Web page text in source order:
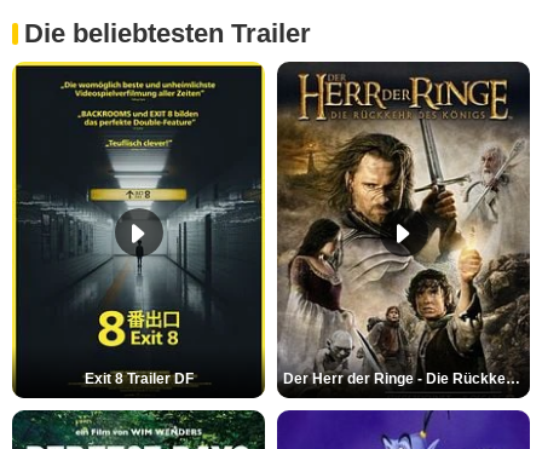
Die beliebtesten Trailer
Exit 8 Trailer DF Der Herr der Ringe - Die Rückkehr des Königs Trailer OV